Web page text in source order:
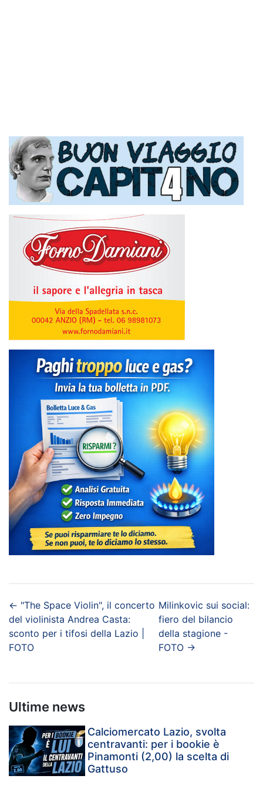
← "The Space Violin", il concerto
del violinista Andrea Casta:
sconto per i tifosi della Lazio |
FOTO
Milinkovic sui social:
fiero del bilancio
della stagione -
FOTO→
Ultime news
Calciomercato Lazio, svolta
centravanti: per i bookie è
Pinamonti (2,00) la scelta di
Gattuso